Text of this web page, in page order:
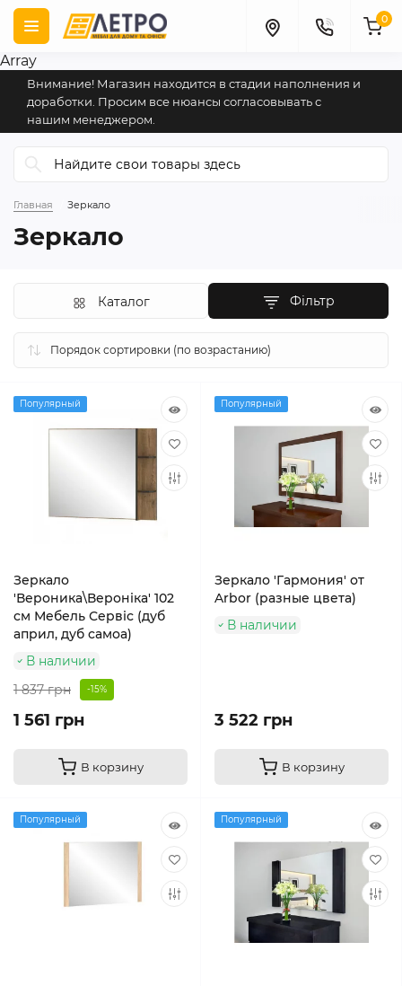
Array
Внимание! Магазин находится в стадии наполнения и
доработки. Просим все нюансы согласовывать с
нашим менеджером.
0
Главная Зеркало
Зеркало
Фільтр
Каталог
Популярный
Зеркало
'Вероника\Вероніка' 102
см Мебель Сервіс (дуб
април, дуб самоа)
В наличии
1 837 грн
-15%
1 561 грн
В корзину
Популярный
Зеркало 'Гармония' от
Arbor (разные цвета)
В наличии
3 522 грн
В корзину
Популярный Популярный